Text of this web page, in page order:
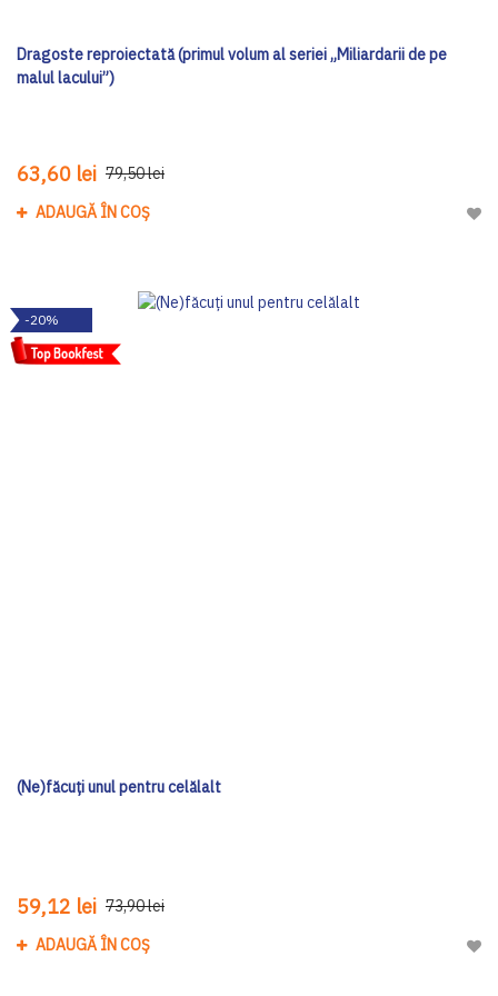
Dragoste reproiectată (primul volum al seriei „Miliardarii de pe
malul lacului”)
63,60 lei 79,50 lei
ADAUGĂ ÎN COȘ
-20%
(Ne)făcuți unul pentru celălalt
59,12 lei 73,90 lei
ADAUGĂ ÎN COȘ